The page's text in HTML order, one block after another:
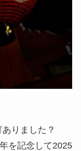
ありました？
を記念して2025